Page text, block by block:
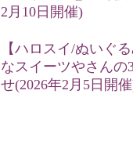
2月10日開催)
【ハロスイ/ぬいぐ
なスイーツやさんの
せ(2026年2月5日開